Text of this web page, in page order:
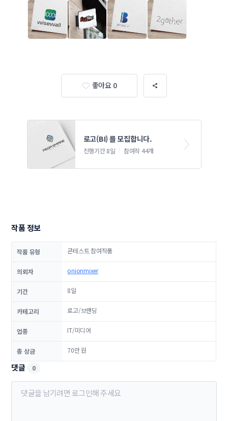
좋아요 0
로고(BI) 를 모집합니다.
진행기간 8일 참여작 44개
작품 정보
작품 유형 콘테스트 참여작품
의뢰자 onionmixer
기간 8일
카테고리 로고/브랜딩
업종 IT/미디어
총 상금 70만 원
댓글 0